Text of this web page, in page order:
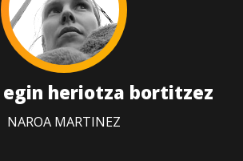
heriotza bortitzez
NAROA MARTINEZ